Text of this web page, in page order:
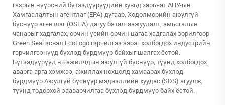
газрын нүүрсний бүтээдүүрүүдийн хувьд харьяат АНУ-ын
Хамгаалалтын агентлаг (EPA) дугаар, Хөдөлмөрийн аюулгүй
бүснүүр агентлаг (OSHA) дагуу баталгаажуулалт, амьсгалын
чанарыг хадгалах, орчин үеийн орчин цагаа хадгалах зорилгоор
Green Seal эсвэл EcoLogo гэрчилгээ зэрэг холбогдох индустрийн
гэрчилгээнүүд бүхлэд бүрдмүүр байхыг шалгах ёстой.
Бүтээдүүрүүд нь ажилчдын аюулгүй бүснүүр, түүнд холбогдох
аварга арга хэмжээ, ажиллах нөхцөлд хамаарах бүхлэд
бүрдмүүр Аюулгүй бүснүүр мэдээллийн хуудас (SDS) агуулж,
түүнд тодорхой зааварчилгаа бүхлэд бүрдмүүр байх ёстой.